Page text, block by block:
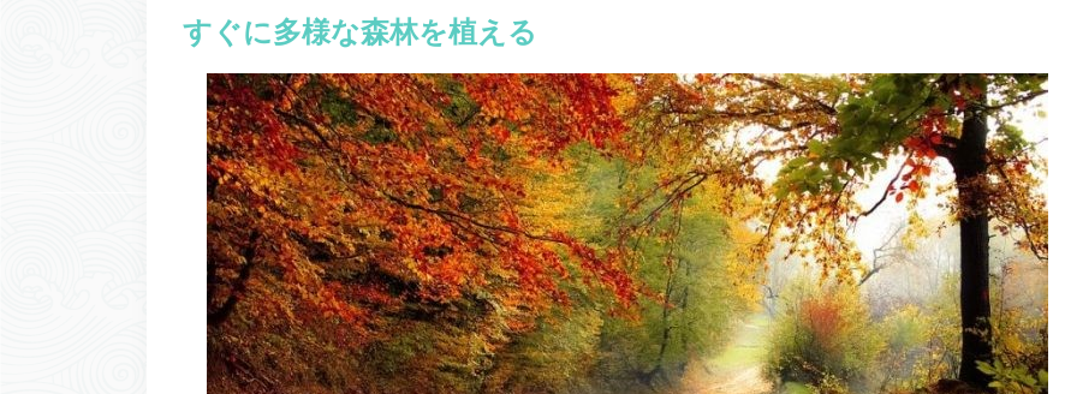
すぐに多様な森林を植える